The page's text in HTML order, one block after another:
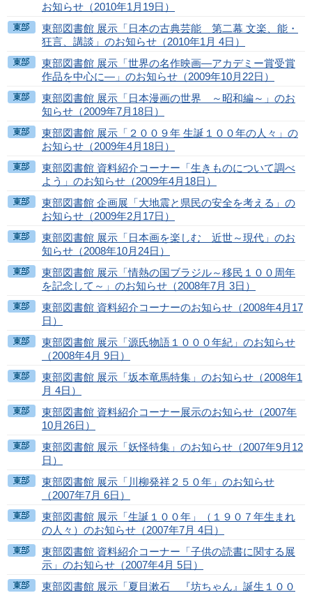
お知らせ（2010年1月19日）
東部図書館 展示「日本の古典芸能 第二幕 文楽、能・
狂言、講談」のお知らせ（2010年1月 4日）
東部図書館 展示「世界の名作映画―アカデミー賞受賞
作品を中心に―」のお知らせ（2009年10月22日）
東部図書館 展示「日本漫画の世界 ～昭和編～」のお
知らせ（2009年7月18日）
東部図書館 展示「２００９年 生誕１００年の人々」の
お知らせ（2009年4月18日）
東部図書館 資料紹介コーナー「生きものについて調べ
よう」のお知らせ（2009年4月18日）
東部図書館 企画展「大地震と県民の安全を考える」の
お知らせ（2009年2月17日）
東部図書館 展示「日本画を楽しむ 近世～現代」のお
知らせ（2008年10月24日）
東部図書館 展示「情熱の国ブラジル～移民１００周年
を記念して～」のお知らせ（2008年7月 3日）
東部図書館 資料紹介コーナーのお知らせ（2008年4月17
日）
東部図書館 展示「源氏物語１０００年紀」のお知らせ
（2008年4月 9日）
東部図書館 展示「坂本竜馬特集」のお知らせ（2008年1
月 4日）
東部図書館 資料紹介コーナー展示のお知らせ（2007年
10月26日）
東部図書館 展示「妖怪特集」のお知らせ（2007年9月12
日）
東部図書館 展示「川柳発祥２５０年」のお知らせ
（2007年7月 6日）
東部図書館 展示「生誕１００年」（１９０７年生まれ
の人々）のお知らせ（2007年7月 4日）
東部図書館 資料紹介コーナー「子供の読書に関する展
示」のお知らせ（2007年4月 5日）
東部図書館 展示「夏目漱石 『坊ちゃん』誕生１００